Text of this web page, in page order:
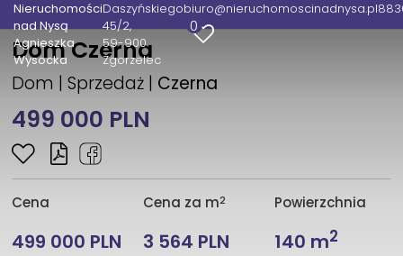
Nieruchomości
nad Nysą
Agnieszka
Wysocka
Daszyńskiego
45/2
59-900
Zgorzelec
biuro@nieruchomoscinadnysa.pl
0
Dom Czerna
Dom | Sprzedaż | Czerna
499 000 PLN
Cena
499 000 PLN
Cena za m2
3 564 PLN
Powierzchnia
140 m2